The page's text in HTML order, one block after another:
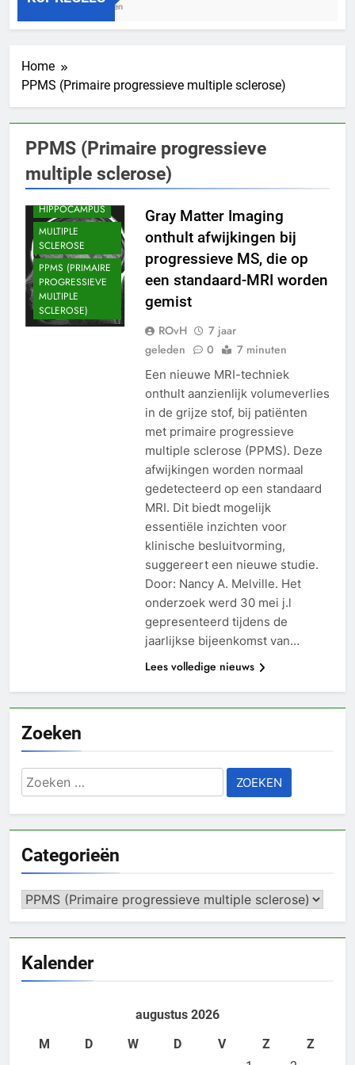
3 Jaar Geleden
Home
PPMS (Primaire progressieve multiple sclerose)
PPMS (Primaire progressieve
multiple sclerose)
ONDERZOEK
HERSEN
AANDOENINGEN
HERSENEN
HIPPOCAMPUS
MULTIPLE
SCLEROSE
PPMS (PRIMAIRE
PROGRESSIEVE
MULTIPLE
SCLEROSE)
Gray Matter Imaging
onthult afwijkingen bij
progressieve MS, die op
een standaard-MRI worden
gemist
ROvH
7 jaar
geleden
0 7 minuten
Een nieuwe MRI-techniek
onthult aanzienlijk volumeverlies
in de grijze stof, bij patiënten
met primaire progressieve
multiple sclerose (PPMS). Deze
afwijkingen worden normaal
gedetecteerd op een standaard
MRI. Dit biedt mogelijk
essentiële inzichten voor
klinische besluitvorming,
suggereert een nieuwe studie.
Door: Nancy A. Melville. Het
onderzoek werd 30 mei j.l
gepresenteerd tijdens de
jaarlijkse bijeenkomst van…
Lees volledige nieuws
Zoeken
Zoeken
naar:
Categorieën
Categorieën
Kalender
augustus 2026
M
D W D V Z
Z